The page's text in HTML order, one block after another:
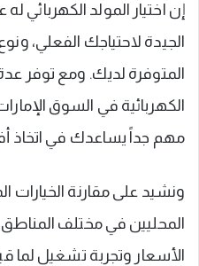
إن اختيار المولد الكهربائي
الجيدة لاحتياجك الفعلي،
المتوفرة لديك. ومع توفر
الكهربائية في السوق
مهم جداً يساعدك في اتخاذ
ونشيد على مقارنة الخيارات
المحليين في مختلف
الأسعار وتجربة تشغيل لما